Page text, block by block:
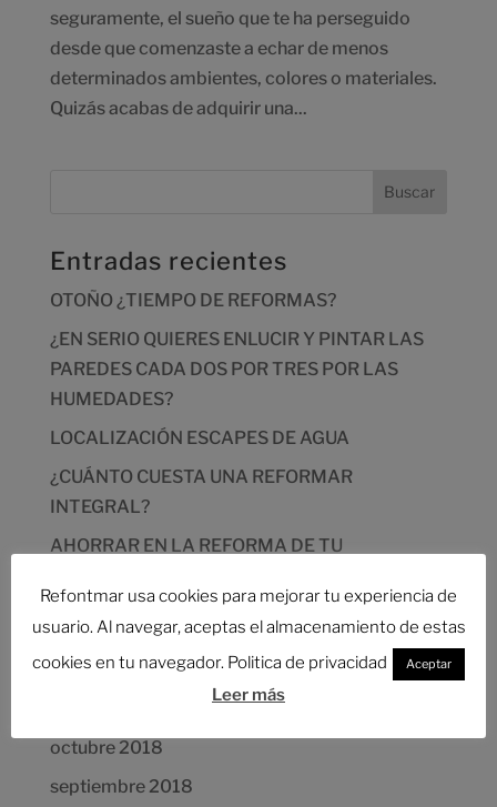
seguramente, el sueño que te ha perseguido
desde que comenzaste a echar de menos
determinados ambientes, colores o materiales.
Quizás acabas de adquirir una...
Entradas recientes
OTOÑO ¿TIEMPO DE REFORMAS?
¿EN SERIO QUIERES ENLUCIR Y PINTAR LAS
PAREDES CADA DOS POR TRES POR LAS
HUMEDADES?
LOCALIZACIÓN ESCAPES DE AGUA
¿CUÁNTO CUESTA UNA REFORMAR
INTEGRAL?
AHORRAR EN LA REFORMA DE TU
Comentarios recientes
octubre 2018
septiembre 2018
Refontmar usa cookies para mejorar tu experiencia de
usuario. Al navegar, aceptas el almacenamiento de estas
cookies en tu navegador. Politica de privacidad
Aceptar
Leer más